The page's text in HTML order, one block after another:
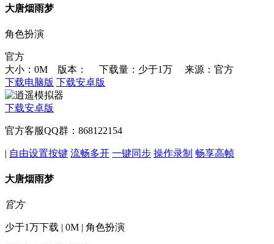
大唐烟雨梦
角色扮演
官方
大小：0M 版本：
下载量：少于1万
来源：官方
下载电脑版 下载安卓版
下载安卓版
官方客服QQ群：868122154
| 自由设置按键 流畅多开 一键同步 操作录制 畅享高帧
大唐烟雨梦
官方
少于1万下载 | 0M | 角色扮演